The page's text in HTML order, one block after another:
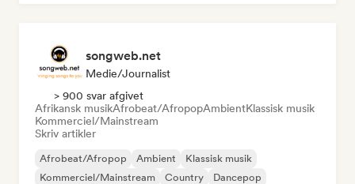
songweb.net
Medie/journalist
> 900 svar afgivet
Afrikansk musikAfrobeat/AfropopAmbientKlassisk musik
Kommerciel/Mainstream
Skriv artikler
Afrobeat/Afropop Ambient
Klassisk musik
Kommerciel/Mainstream
Country
Dancepop